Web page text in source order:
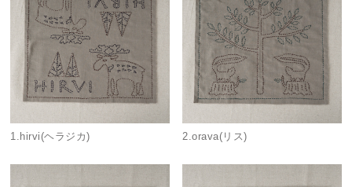
1.hirvi(ヘラジカ) 2.orava(リス)